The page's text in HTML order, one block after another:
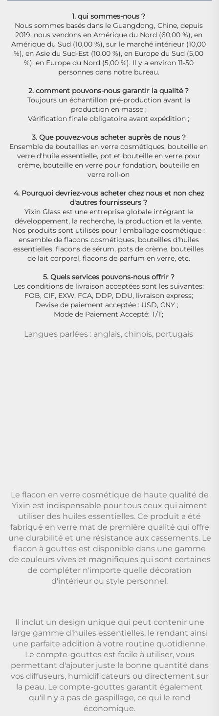
1. qui sommes-nous ?
Nous sommes basés dans le Guangdong, Chine, depuis
2019, nous vendons en Amérique du Nord (60,00 %), en
Amérique du Sud (10,00 %), sur le marché intérieur (10,00
%), en Asie du Sud-Est (10,00 %), en Europe du Sud (5,00
%), en Europe du Nord (5,00 %). Il y a environ 11-50
personnes dans notre bureau.
2. comment pouvons-nous garantir la qualité ?
Toujours un échantillon pré-production avant la
production en masse ;
Vérification finale obligatoire avant expédition ;
3. Que pouvez-vous acheter auprès de nous ?
Ensemble de bouteilles en verre cosmétiques, bouteille en
verre d'huile essentielle, pot et bouteille en verre pour
crème, bouteille en verre pour fondation, bouteille en
verre roll-on
4. Pourquoi devriez-vous acheter chez nous et non chez
d'autres fournisseurs ?
Yixin Glass est une entreprise globale intégrant le
développement, la recherche, la production et la vente.
Nos produits sont utilisés pour l'emballage cosmétique :
ensemble de flacons cosmétiques, bouteilles d'huiles
essentielles, flacons de sérum, pots de crème, bouteilles
de lait corporel, flacons de parfum en verre, etc.
5. Quels services pouvons-nous offrir ?
Les conditions de livraison acceptées sont les suivantes:
FOB, CIF, EXW, FCA, DDP, DDU, livraison express;
Devise de paiement acceptée : USD, CNY ;
Mode de Paiement Accepté: T/T;
Langues parlées : anglais, chinois, portugais
Le flacon en verre cosmétique de haute qualité de
Yixin est indispensable pour tous ceux qui aiment
utiliser des huiles essentielles. Ce produit a été
fabriqué en verre mat de première qualité qui offre
une durabilité et une résistance aux cassements. Le
flacon à gouttes est disponible dans une gamme
de couleurs vives et magnifiques qui sont certaines
de compléter n'importe quelle décoration
d'intérieur ou style personnel.
Il inclut un design unique qui peut contenir une
large gamme d'huiles essentielles, le rendant ainsi
une parfaite addition à votre routine quotidienne.
Le compte-gouttes est facile à utiliser, vous
permettant d'ajouter juste la bonne quantité dans
vos diffuseurs, humidificateurs ou directement sur
la peau. Le compte-gouttes garantit également
qu'il n'y a pas de gaspillage, ce qui le rend
économique.